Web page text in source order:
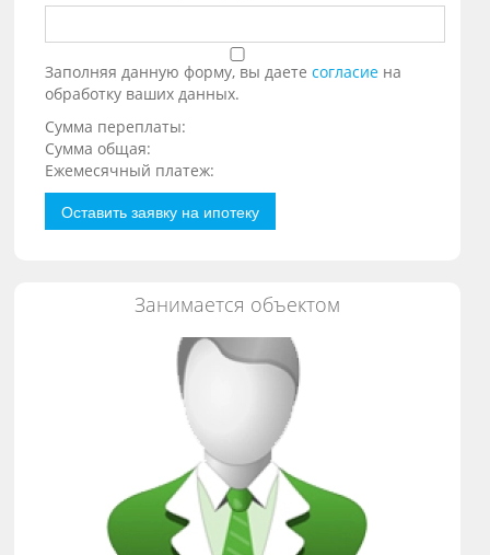
Заполняя данную форму, вы даетесогласие на
обработку ваших данных.
Сумма переплаты:
Сумма общая:
Ежемесячный платеж:
Оставить заявку на ипотеку
Занимается объектом